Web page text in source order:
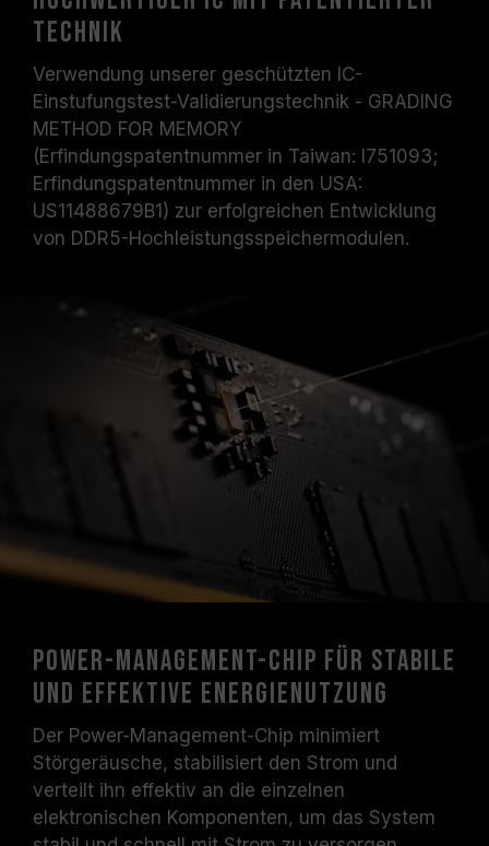
Technik
Verwendung unserer geschützten IC-
Einstufungstest-Validierungstechnik - GRADING
METHOD FOR MEMORY
(Erfindungspatentnummer in Taiwan: I751093;
Erfindungspatentnummer in den USA:
US11488679B1) zur erfolgreichen Entwicklung
von DDR5-Hochleistungsspeichermodulen.
Power-Management-Chip für stabile
und effektive Energienutzung
Der Power-Management-Chip minimiert
Störgeräusche, stabilisiert den Strom und
verteilt ihn effektiv an die einzelnen
elektronischen Komponenten, um das System